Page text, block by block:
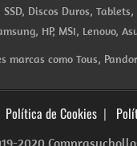
Discos Duros,
HP, MSI, Lenovo,
como Tous,
Política de Cookies
2020